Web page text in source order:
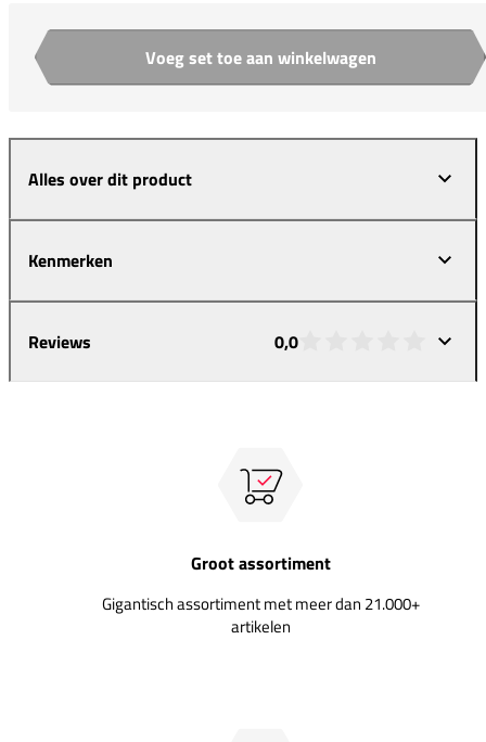
Aantal Voeg set toe aan winkelwagen
Alles over dit product
Kenmerken
Reviews 0,0
Groot assortiment
Gigantisch assortiment met meer dan 21.000+
artikelen